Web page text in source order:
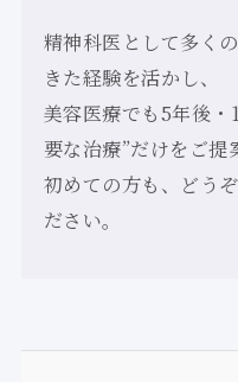
精神科医として多く
きた経験を活かし、
美容医療でも5年後
要な治療”だけをご提
初めての方も、どう
ださい。